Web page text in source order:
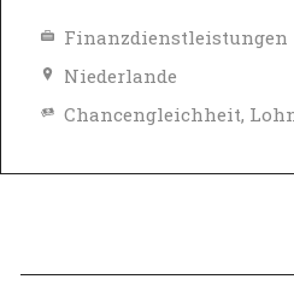
Finanzdienstleistungen
Niederlande